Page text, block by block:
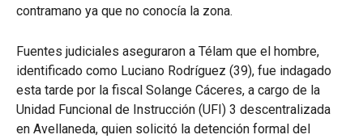
contramano ya que no conocía la zona.
Fuentes judiciales aseguraron a Télam que el hombre,
identificado como Luciano Rodríguez (39), fue indagado
esta tarde por la fiscal Solange Cáceres, a cargo de la
Unidad Funcional de Instrucción (UFI) 3 descentralizada
en Avellaneda, quien solicitó la detención formal del